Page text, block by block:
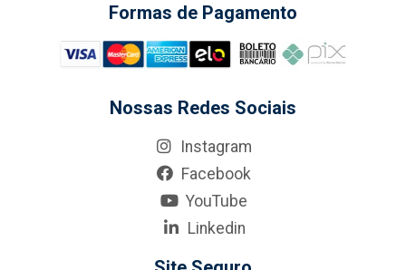
Formas de Pagamento
Nossas Redes Sociais
Instagram
Facebook
YouTube
Linkedin